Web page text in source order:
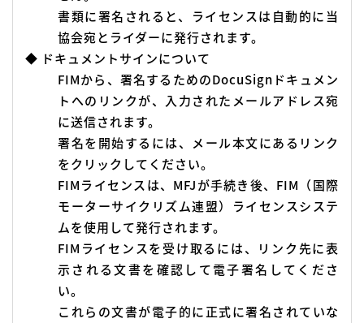
書類に署名されると、ライセンスは自動的に当
協会宛とライダーに発行されます。
◆ ドキュメントサインについて
FIMから、署名するためのDocuSignドキュメン
トへのリンクが、入力されたメールアドレス宛
に送信されます。
署名を開始するには、メール本文にあるリンク
をクリックしてください。
FIMライセンスは、MFJが手続き後、FIM（国際
モーターサイクリズム連盟）ライセンスシステ
ムを使用して発行されます。
FIMライセンスを受け取るには、リンク先に表
示される文書を確認して電子署名してくださ
い。
これらの文書が電子的に正式に署名されていな